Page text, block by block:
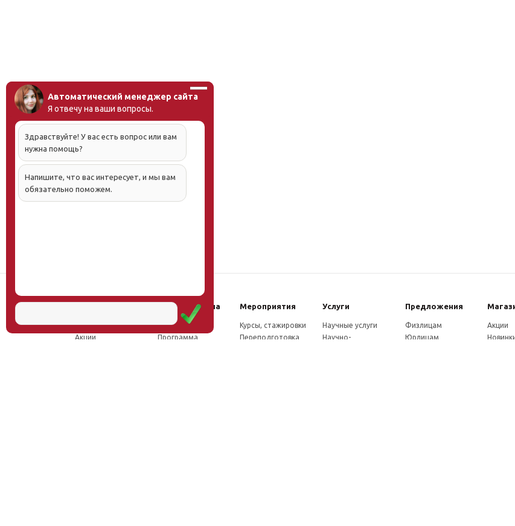
Научная школа Мероприятия Услуги Предложения
Новости
Акции
Концепция
Программа
Курсы, стажировки
Переподготовка
Научные услуги
Научно-
Физлицам
Юрлицам
Акции
Автоматический менеджер сайта
Я отвечу на ваши вопросы.
Здравствуйте! У вас есть вопрос или вам
нужна помощь?
Напишите, что вас интересует, и мы вам
обязательно поможем.